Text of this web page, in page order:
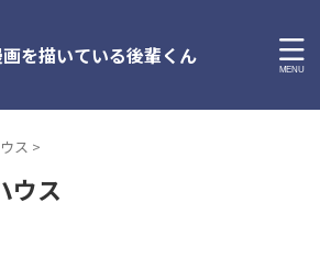
を描いている後輩くん
ス >
ウス